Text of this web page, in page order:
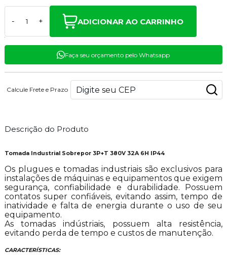
- + ADICIONAR AO CARRINHO
Faça seu orçamento pelo Whatsapp
Calcule Frete e Prazo
Descrição do Produto
Tomada Industrial Sobrepor 3P+T 380V 32A 6H IP44
Os plugues e tomadas industriais são exclusivos para
instalações de máquinas e equipamentos que exigem
segurança, confiabilidade e durabilidade. Possuem
contatos super confiáveis, evitando assim, tempo de
inatividade e falta de energia durante o uso de seu
equipamento.
As tomadas indústriais, possuem alta resistência,
evitando perda de tempo e custos de manutenção.
CARACTERÍSTICAS: